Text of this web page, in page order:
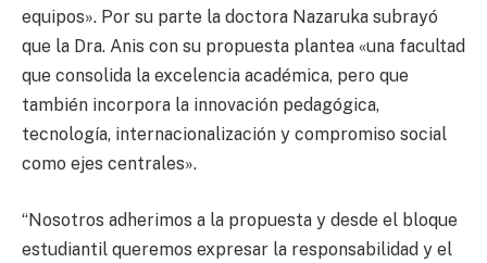
equipos». Por su parte la doctora Nazaruka subrayó
que la Dra. Anis con su propuesta plantea «una facultad
que consolida la excelencia académica, pero que
también incorpora la innovación pedagógica,
tecnología, internacionalización y compromiso social
como ejes centrales».
“Nosotros adherimos a la propuesta y desde el bloque
estudiantil queremos expresar la responsabilidad y el